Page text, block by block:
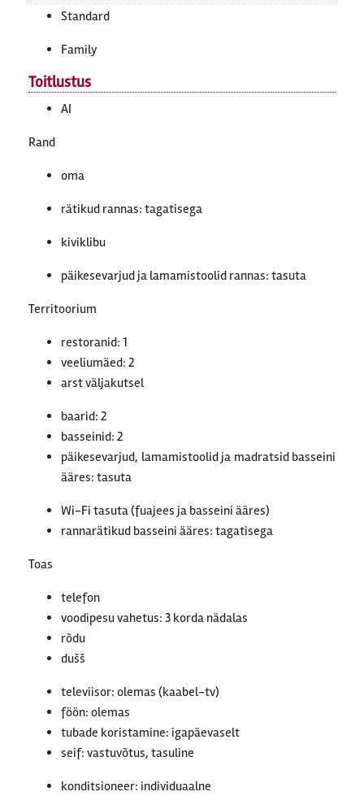
Standard
Family
Toitlustus
AI
Rand
oma
rätikud rannas: tagatisega
kiviklibu
päikesevarjud ja lamamistoolid rannas: tasuta
Territoorium
restoranid: 1
veeliumäed: 2
arst väljakutsel
baarid: 2
basseinid: 2
päikesevarjud, lamamistoolid ja madratsid basseini
ääres: tasuta
Wi-Fi tasuta (fuajees ja basseini ääres)
rannarätikud basseini ääres: tagatisega
Toas
telefon
voodipesu vahetus: 3 korda nädalas
rõdu
dušš
televiisor: olemas (kaabel-tv)
föön: olemas
tubade koristamine: igapäevaselt
seif: vastuvõtus, tasuline
konditsioneer: individuaalne